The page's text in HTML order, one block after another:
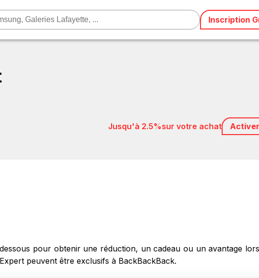
jusqu'à 2.5%sur votre achat
pour obtenir une réduction, un cadeau ou un avantage
peuvent être exclusifs à BackBackBack.
Inscription